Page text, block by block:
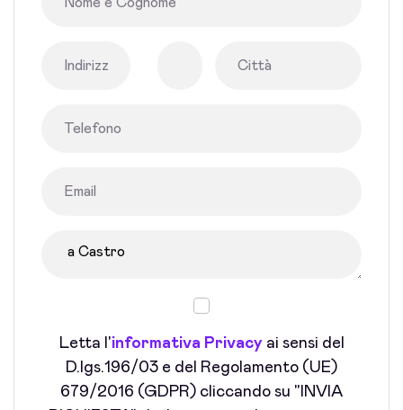
Letta l'informativa Privacyai sensi del
D.lgs.196/03 e del Regolamento (UE)
679/2016 (GDPR) cliccando su "INVIA